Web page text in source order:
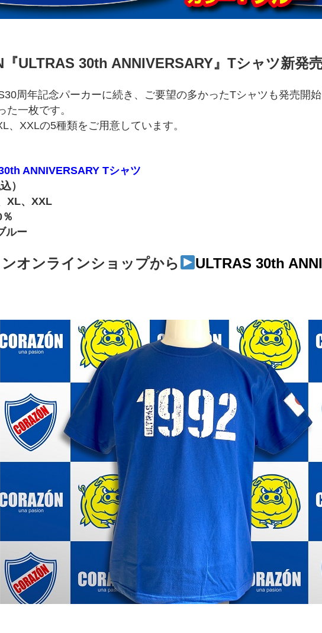
『ULTRAS 30th ANNIVERSARY』Tシャツ新発
周年記念パーカーに続き、ご要望の多かったTシャツも発売開
た一枚です。
、XXLの5種類をご用意しています。
ANNIVERSARY Tシャツ
）
XL、XXL
ルー
オンラインショップから ULTRAS 30th